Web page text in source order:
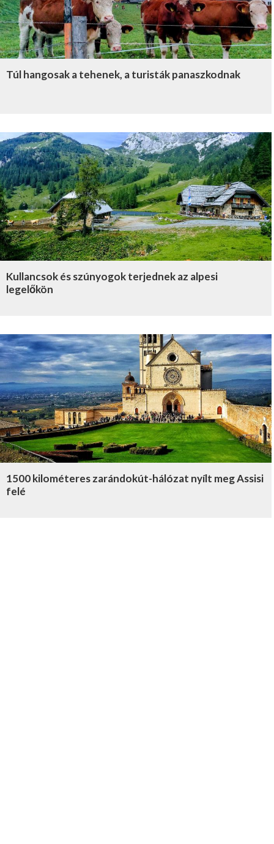
Túl hangosak a tehenek, a turisták panaszkodnak
Kullancsok és szúnyogok terjednek az alpesi
legelőkön
1500 kilométeres zarándokút-hálózat nyílt meg Assisi
felé